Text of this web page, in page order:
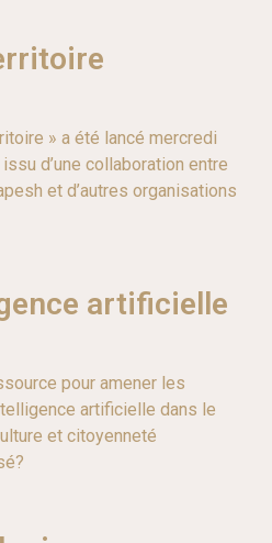
» a été lancé mercredi
d’une collaboration entre
et d’autres organisations
artificielle
pour amener les
artificielle dans le
et citoyenneté